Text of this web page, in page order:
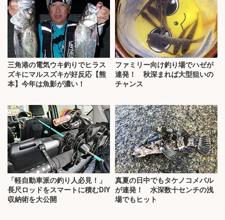
三角港の電気ウキ釣りでヒラス
ズキにマルスズキが好反応【熊
本】今年は魚影が濃い！
ファミリー向け釣り場でハゼが
連発！ 秋深まれば大型狙いの
チャンス
「軽自動車派の釣り人必見！」
長尺ロッドをスマートに積むDIY
収納術を大公開
真夏の日中でもタケノコメバル
が連発！ 水深数十センチの浅
場でもヒット